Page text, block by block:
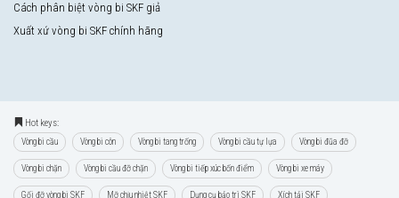
Cách phân biệt vòng bi SKF giả
Xuất xứ vòng bi SKF chính hãng
Hot keys:
Vòng bi cầu Vòng bi côn Vòng bi tang trống Vòng bi cầu tự lựa Vòng bi đũa đỡ
Vòng bi chặn Vòng bi cầu đỡ chặn Vòng bi tiếp xúc bốn điểm Vòng bi xe máy
Gối đỡ vòng bi SKF Mỡ chịu nhiệt SKF Dụng cụ bảo trì SKF Xích tải SKF